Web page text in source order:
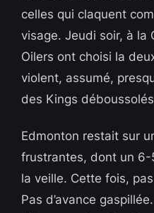
celles qui claquent
visage. Jeudi soir, à la
Oilers ont choisi la
violent, assumé,
des Kings
Edmonton restait sur
frustrantes, dont un 6-
la veille. Cette fois,
Pas d’avance